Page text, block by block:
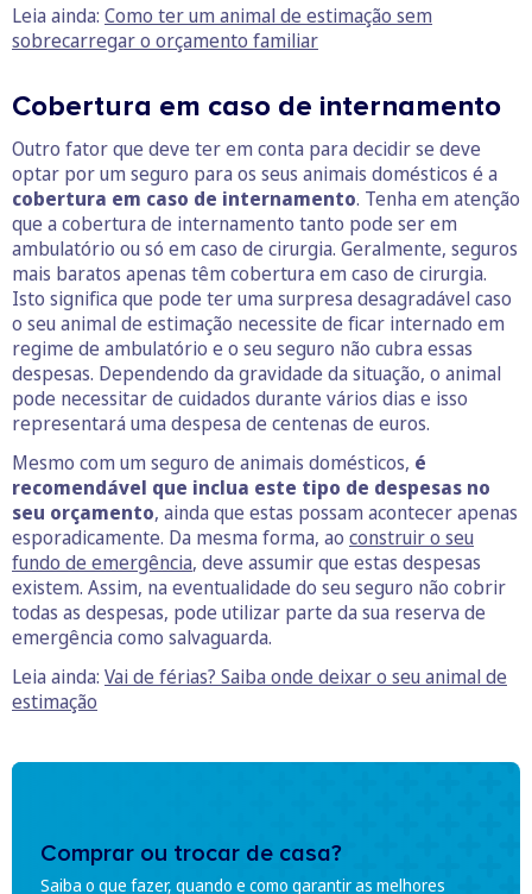
Leia ainda: Como ter um animal de estimação sem
sobrecarregar o orçamento familiar
Cobertura em caso de internamento
Outro fator que deve ter em conta para decidir se deve
optar por um seguro para os seus animais domésticos é a
cobertura em caso de internamento. Tenha em atenção
que a cobertura de internamento tanto pode ser em
ambulatório ou só em caso de cirurgia. Geralmente, seguros
mais baratos apenas têm cobertura em caso de cirurgia.
Isto significa que pode ter uma surpresa desagradável caso
o seu animal de estimação necessite de ficar internado em
regime de ambulatório e o seu seguro não cubra essas
despesas. Dependendo da gravidade da situação, o animal
pode necessitar de cuidados durante vários dias e isso
representará uma despesa de centenas de euros.
Mesmo com um seguro de animais domésticos, é
recomendável que inclua este tipo de despesas no
seu orçamento, ainda que estas possam acontecer apenas
esporadicamente. Da mesma forma, ao construir o seu
fundo de emergência, deve assumir que estas despesas
existem. Assim, na eventualidade do seu seguro não cobrir
todas as despesas, pode utilizar parte da sua reserva de
emergência como salvaguarda.
Leia ainda: Vai de férias? Saiba onde deixar o seu animal de
estimação
Comprar ou trocar de casa?
Saiba o que fazer, quando e como garantir as melhores